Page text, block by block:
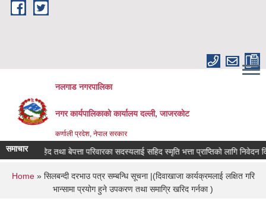
Skip to main content
नलगाड नगरपालिका
नगर कार्यपालिकाको कार्यालय दल्ली, जाजरकाेट
कर्णाली प्रदेश, नेपाल सरकार
समाचार
सहिद तथा बेपत्ता परिवारका सदस्यलाई सहिद स्मृति भत्ता प्राप्तिको लागि निवेदन दिने
You are here
Home» सिलबन्दी दरभाउ पत्र सम्बन्धि सूचना |(दिवाखाजा कार्यक्रमलाई लक्षित गरि
भान्सामा प्रयोग हुने उपकरण तथा समाग्रि खरिद गर्नका )